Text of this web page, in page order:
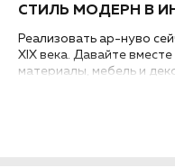
СТИЛЬ МОДЕРН В
Реализовать ар-нуво
XIX века. Давайте
материалы, мебель и